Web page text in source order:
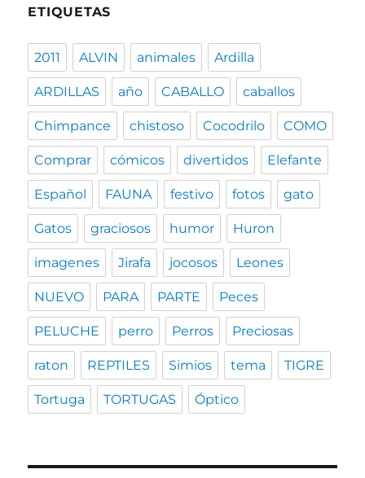
ETIQUETAS
2011 ALVIN animales Ardilla
ARDILLAS año CABALLO caballos
Chimpance chistoso Cocodrilo COMO
Comprar cómicos divertidos Elefante
Español FAUNA festivo fotos gato
Gatos graciosos humor Huron
imagenes Jirafa jocosos Leones
NUEVO PARA PARTE Peces
PELUCHE perro Perros Preciosas
raton REPTILES Simios tema TIGRE
Tortuga TORTUGAS Óptico